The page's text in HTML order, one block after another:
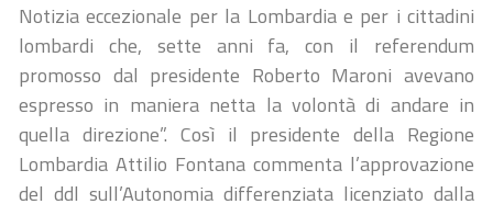
Notizia eccezionale per la Lombardia e per i cittadini
lombardi che, sette anni fa, con il referendum
promosso dal presidente Roberto Maroni avevano
espresso in maniera netta la volontà di andare in
quella direzione”. Così il presidente della Regione
Lombardia Attilio Fontana commenta l’approvazione
del ddl sull’Autonomia differenziata licenziato dalla